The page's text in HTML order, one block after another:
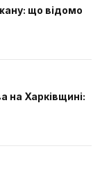
що відомо
на Харківщині: